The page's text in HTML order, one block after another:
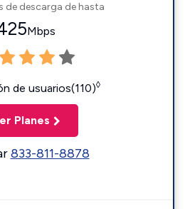
de descarga de hasta
Mbps
de usuarios(110)◊
Planes
833-811-8878